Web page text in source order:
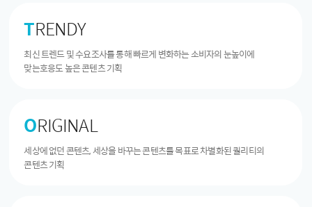
TRENDY
최신 트렌드 및 수요조사를 통해 빠르게 변화하는 소비자의 눈높이에
맞는호응도 높은 콘텐츠 기획
ORIGINAL
세상에 없던 콘텐츠, 세상을 바꾸는 콘텐츠를 목표로 차별화된 퀄리티의
콘텐츠 기획